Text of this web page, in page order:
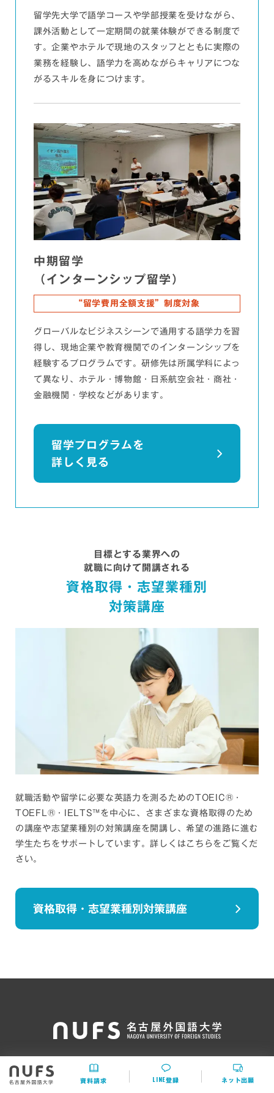
留学先大学で語学コースや学部授業を受けながら、
課外活動として一定期間の就業体験ができる制度で
す。企業やホテルで現地のスタッフとともに実際の
業務を経験し、語学力を高めながらキャリアにつな
がるスキルを身につけます。
中期留学
（インターンシップ留学）
“留学費用全額支援”制度対象
グローバルなビジネスシーンで通用する語学力を習
得し、現地企業や教育機関でのインターンシップを
経験するプログラムです。研修先は所属学科によっ
て異なり、ホテル・博物館・日系航空会社・商社・
金融機関・学校などがあります。
留学プログラムを
詳しく見る
目標とする業界への
就職に向けて開講される
資格取得・志望業種別
対策講座
就職活動や留学に必要な英語力を測るためのTOEIC® ・
TOEFL ® ・IELTS™︎を中心に、さまざまな資格取得のため
の講座や志望業種別の対策講座を開講し、希望の進路に進む
学生たちをサポートしています。詳しくはこちらをご覧くだ
さい。
資格取得・志望業種別対策講座
〒470-0197 愛知県日進市岩崎町竹ノ山57
アクセス
資料請求 LINE登録 ネット出願